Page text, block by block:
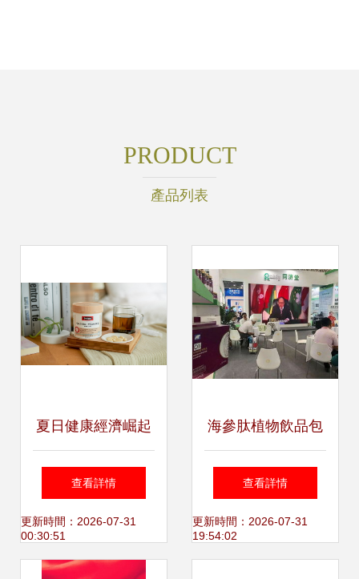
PRODUCT
產品列表
夏日健康經濟崛起
年輕人“拼”養生，
保健消費與服務成
新熱點
查看詳情
更新時間：2026-07-31
00:30:51
海參肽植物飲品包
裝設計 傳遞現代養
生美學與專業服務
查看詳情
更新時間：2026-07-31
19:54:02